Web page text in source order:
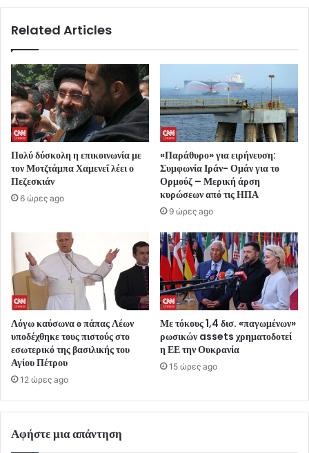
Related Articles
Πολύ δύσκολη η επικοινωνία με
τον Μοτζτάμπα Χαμενεΐ λέει ο
Πεζεσκιάν
6 ώρες ago
«Παράθυρο» για ειρήνευση:
Συμφωνία Ιράν- Ομάν για το
Ορμούζ – Μερική άρση
κυρώσεων από τις ΗΠΑ
9 ώρες ago
Λόγω καύσωνα ο πάπας Λέων
υποδέχθηκε τους πιστούς στο
εσωτερικό της βασιλικής του
Αγίου Πέτρου
12 ώρες ago
Με τόκους 1,4 δισ. «παγωμένων»
ρωσικών assets χρηματοδοτεί
η ΕΕ την Ουκρανία
15 ώρες ago
Αφήστε μια απάντηση